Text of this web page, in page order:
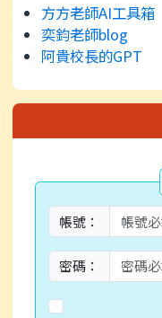
方方老師AI工具箱
奕鈞老師blog
阿貴校長的GPT
帳號：
密碼：